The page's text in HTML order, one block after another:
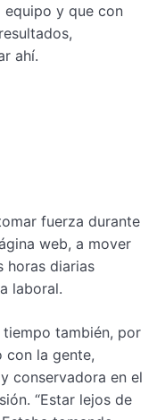
equipo y que con
ahí.
fuerza durante
web, a mover
horas diarias
laboral.
también, por
con la gente,
conservadora en el
“Estar lejos de